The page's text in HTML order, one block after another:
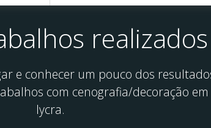
realizados
e conhecer um pouco dos
com cenografia/decoração em
lycra.